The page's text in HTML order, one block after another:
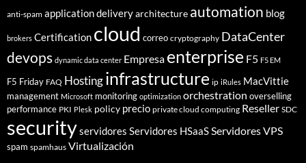
anti-spam application deliveryarchitecture automation blog
brokers Certification cloud correo cryptography DataCenter
devops dynamic data center Empresa enterprise F5 F5 EM
F5 Friday FAQ Hostinginfrastructure ip iRules MacVittie
management Microsoft monitoring optimization orchestration overselling
performance PKI Plesk policy precio private cloud computing Reseller SDC
securityservidores Servidores HSaaSServidores VPS
spam spamhaus Virtualización